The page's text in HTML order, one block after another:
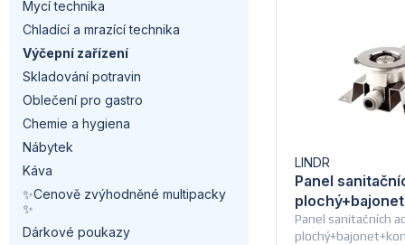
Mycí technika
Chladící a mrazící technika
Výčepní zařízení
Skladování potravin
Oblečení pro gastro
Chemie a hygiena
Nábytek
Káva
✨Cenově zvýhodněné multipacky
✨
Dárkové poukazy
Panel sanitačních
Panel
LINDR